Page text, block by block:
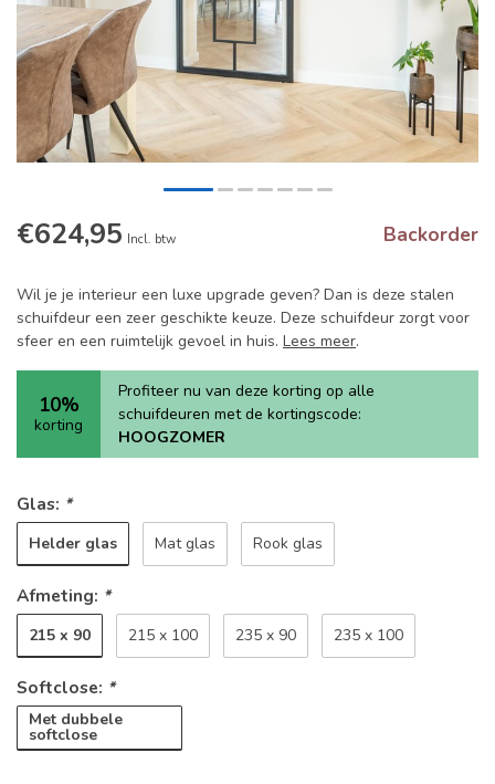
€624,95 Incl. btw Backorder
Wil je je interieur een luxe upgrade geven? Dan is deze stalen
schuifdeur een zeer geschikte keuze. Deze schuifdeur zorgt voor
sfeer en een ruimtelijk gevoel in huis. Lees meer.
10%
korting
Profiteer nu van deze korting op alle
schuifdeuren met de kortingscode:
HOOGZOMER
Glas: *
Helder glas Mat glas Rook glas
Afmeting: *
215 x 90 215 x 100 235 x 90 235 x 100
Softclose: *
Met dubbele
softclose